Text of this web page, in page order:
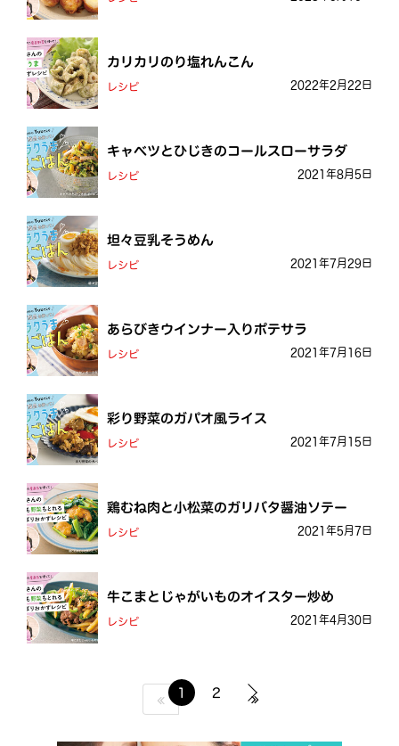
カリカリのり塩れんこん
レシピ 2022年2月22日
キャベツとひじきのコールスローサラダ
レシピ 2021年8月5日
坦々豆乳そうめん
レシピ 2021年7月29日
あらびきウインナー入りポテサラ
レシピ 2021年7月16日
彩り野菜のガパオ風ライス
レシピ 2021年7月15日
鶏むね肉と小松菜のガリバタ醤油ソテー
レシピ 2021年5月7日
牛こまとじゃがいものオイスター炒め
レシピ 2021年4月30日
1 2